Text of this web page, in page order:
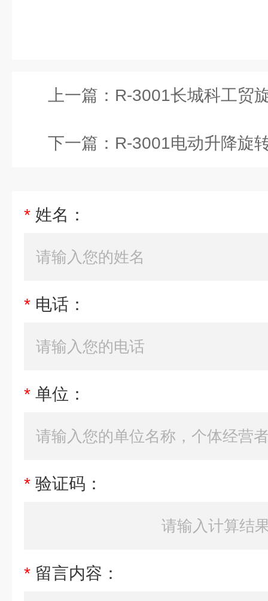
上一篇： R-3001长城科工贸
下一篇： R-3001电动升降旋
* 姓名：
* 电话：
* 单位：
* 验证码：
* 留言内容：